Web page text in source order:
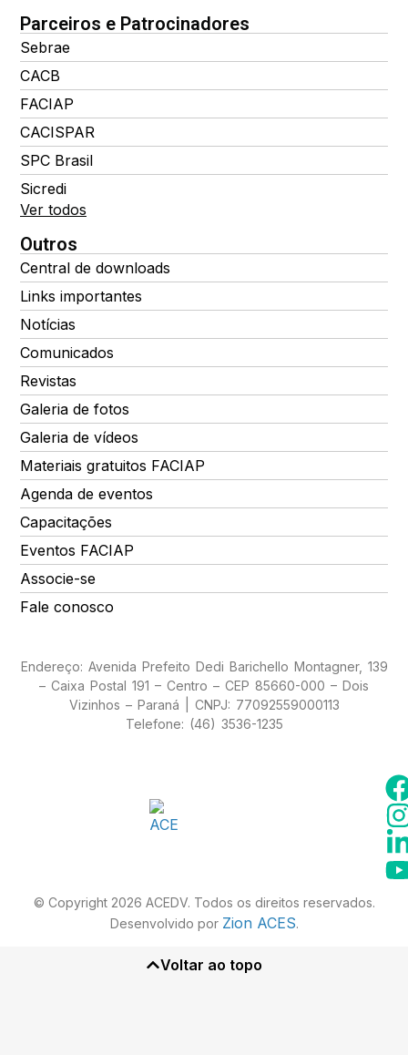
Parceiros e Patrocinadores
Sebrae
CACB
FACIAP
CACISPAR
SPC Brasil
Sicredi
Ver todos
Outros
Central de downloads
Links importantes
Notícias
Comunicados
Revistas
Galeria de fotos
Galeria de vídeos
Materiais gratuitos FACIAP
Agenda de eventos
Capacitações
Eventos FACIAP
Associe-se
Fale conosco
Endereço: Avenida Prefeito Dedi Barichello Montagner, 139
– Caixa Postal 191 – Centro – CEP 85660-000 – Dois
Vizinhos – Paraná | CNPJ: 77092559000113
Telefone: (46) 3536-1235
© Copyright 2026 ACEDV. Todos os direitos reservados.
Desenvolvido por Zion ACES.
Voltar ao topo